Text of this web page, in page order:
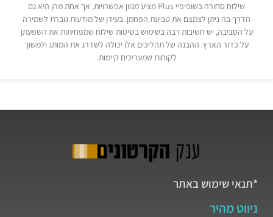
שילוח סחורה בשופיפיי Plus מציע מגוון אפשרויות, אך אחת מהן היא גם
הדרך בה ניתן לצמצם את טביעת הפחמן. בעידן של מודעות גוברת לשמירה
על הסביבה, יש חשיבות רבה בשימוש בשיטות שילוח שמפחיתות את השפעתן
על כדור הארץ. ההבנה של תהליכים אלו יכולה לשדרג את המותג ולמשוך
לקוחות שמעריכים קיימות.
*תנאי שימוש באתר
ניווט מהיר